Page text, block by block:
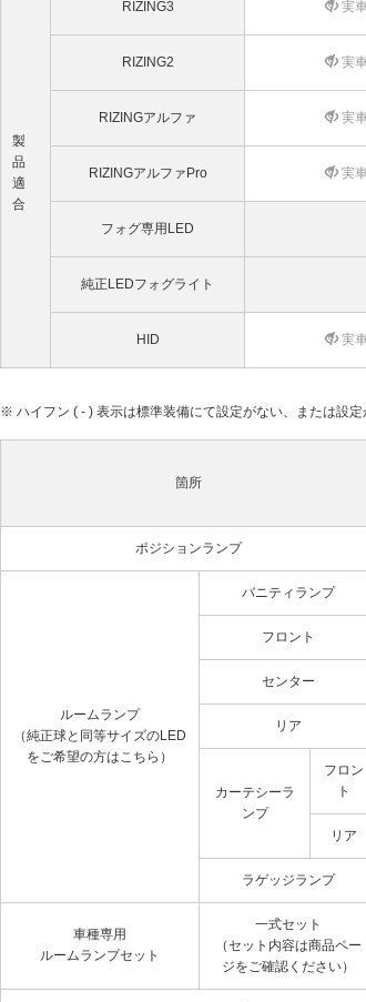
製
品
適
合
RIZING3 実
RIZING2 実
RIZINGアルファ 実
RIZINGアルファPro 実
フォグ専用LED
純正LEDフォグライト
HID 実
※ ハイフン ( - ) 表示は標準装備にて設定がない、または設定
箇所
ポジションランプ
ルームランプ
（純正球と同等サイズのLED
をご希望の方はこちら）
バニティランプ
フロント
センター
リア
カーテシーラ
ンプ
フロン
ト
リア
ラゲッジランプ
車種専用
ルームランプセット
一式セット
（セット内容は商品ペー
ジをご確認ください）